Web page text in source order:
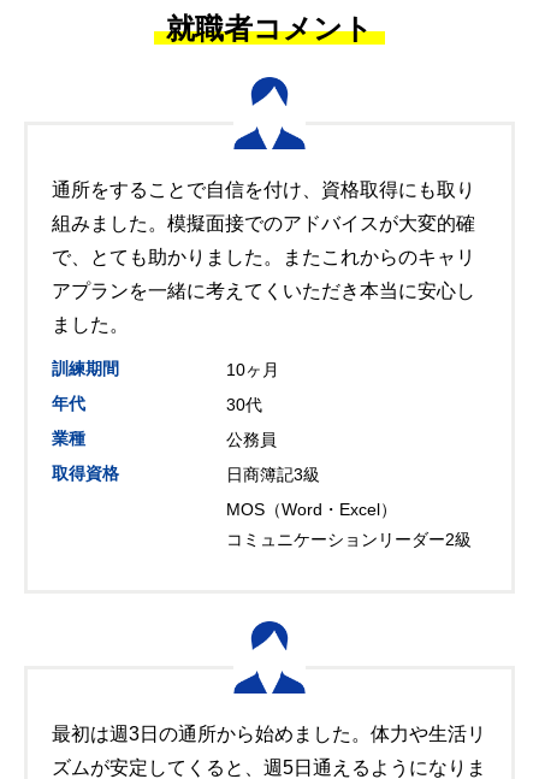
就職者コメント
通所をすることで自信を付け、資格取得にも取り
組みました。模擬面接でのアドバイスが大変的確
で、とても助かりました。またこれからのキャリ
アプランを一緒に考えてくいただき本当に安心し
ました。
訓練期間
10ヶ月
年代
30代
業種
公務員
取得資格
日商簿記3級
MOS（Word・Excel）
コミュニケーションリーダー2級
最初は週3日の通所から始めました。体力や生活リ
ズムが安定してくると、週5日通えるようになりま